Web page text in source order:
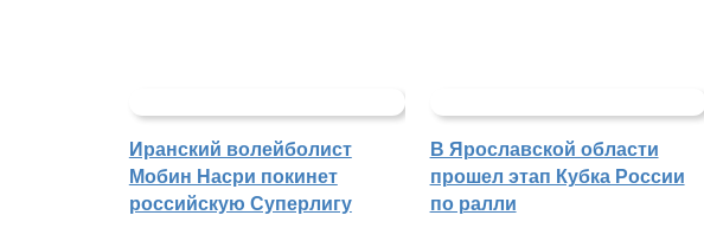
Иранский волейболист
Мобин Насри покинет
российскую Суперлигу
В Ярославской области
прошел этап Кубка России
по ралли